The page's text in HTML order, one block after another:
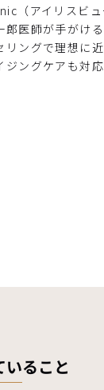
（アイリスビュ
郎医師が手がけ
リングで理想に
ジングケアも対
いること